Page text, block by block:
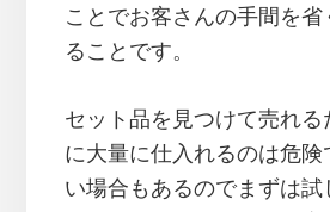
ことでお客さんの手間を省
ることです。
セット品を見つけて売れる
に大量に仕入れるのは危険
い場合もあるのでまずは試